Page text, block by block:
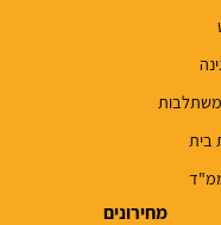
בית
מחירונים